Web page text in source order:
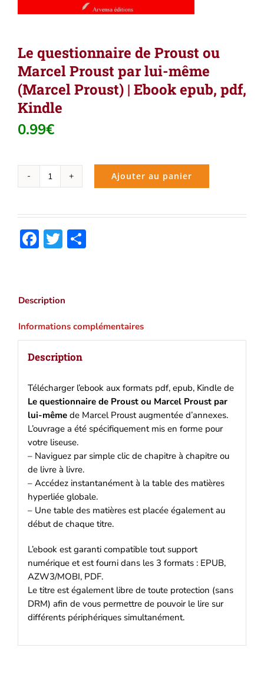
Le questionnaire de Proust ou
Marcel Proust par lui-même
(Marcel Proust) | Ebook epub, pdf,
Kindle
0.99€
quantité
de
Proust
par
même
Proust)
Ebook
epub,
pdf,
Kindle
Ajouter au panier
Facebook
Twitter
Description
Informations complémentaires
Description
Télécharger l’ebook aux formats pdf, epub, Kindle de
Le questionnaire de Proust ou Marcel Proust par
lui-mêmede Marcel Proust augmentée d’annexes.
L’ouvrage a été spécifiquement mis en forme pour
votre liseuse.
– Naviguez par simple clic de chapitre à chapitre ou
de livre à livre.
– Accédez instantanément à la table des matières
hyperliée globale.
– Une table des matières est placée également au
début de chaque titre.
L’ebook est garanti compatible tout support
numérique et est fourni dans les 3 formats : EPUB,
AZW3/MOBI, PDF.
Le titre est également libre de toute protection (sans
DRM) afin de vous permettre de pouvoir le lire sur
différents périphériques simultanément.